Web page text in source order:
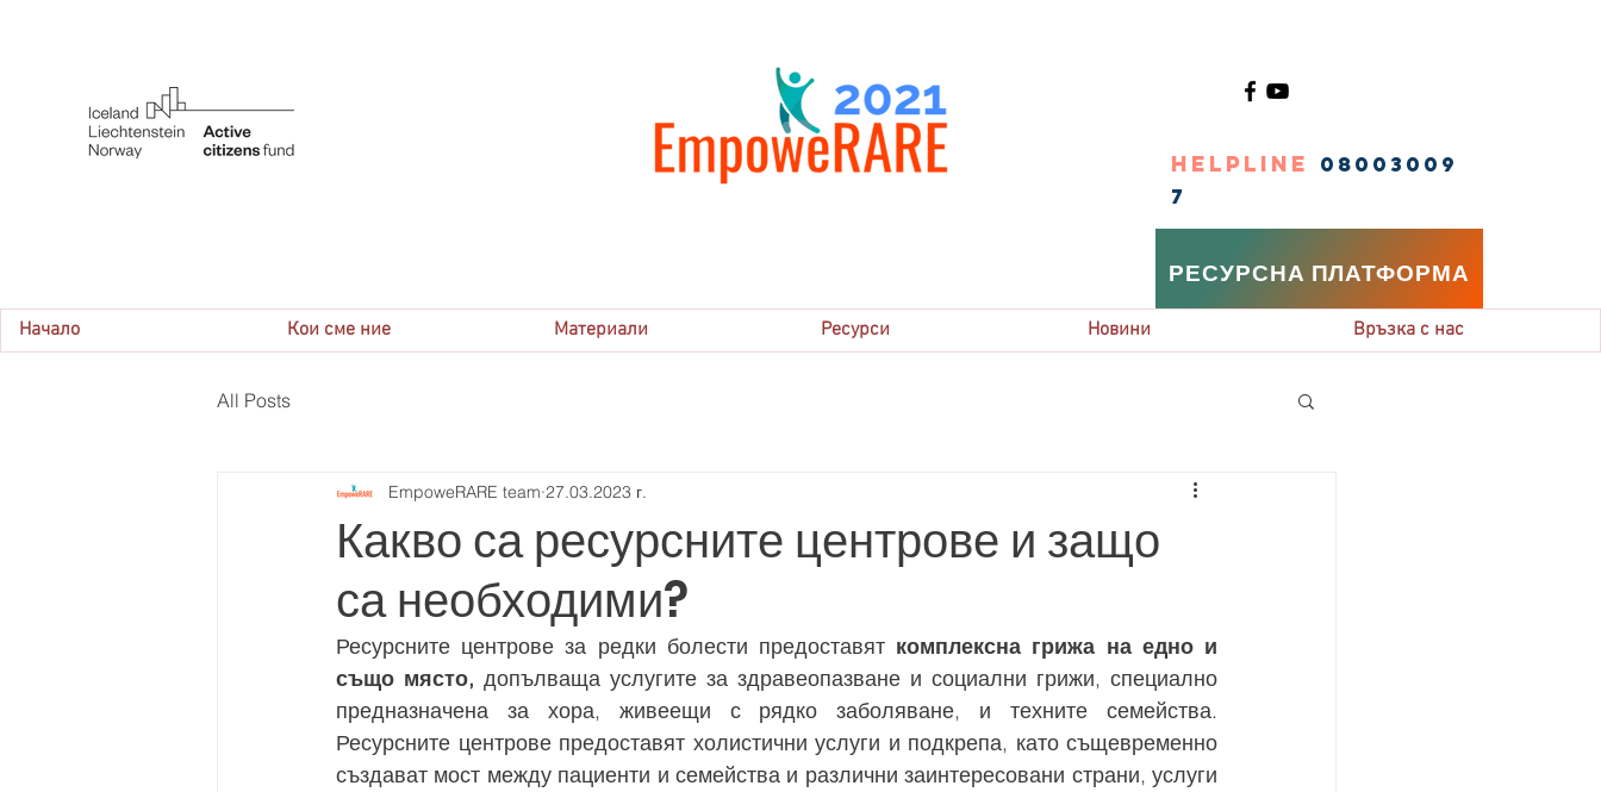
HELPLINE
08003009
7
РЕСУРСНА ПЛАТФОРМА
All Posts
Какво са ресурсните центрове и защо
са необходими?
EmpoweRARE team 27.03.2023 г.
Ресурсните центрове за редки болести предоставят комплексна грижа на едно и
също място, допълваща услугите за здравеопазване и социални грижи, специално
предназначена за хора, живеещи с рядко заболяване, и техните семейства.
Ресурсните центрове предоставят холистични услуги и подкрепа, като същевременно
създават мост между пациенти и семейства и различни заинтересовани страни, услуги
Начало Кои сме ние Материали Ресурси Новини Връзка с нас